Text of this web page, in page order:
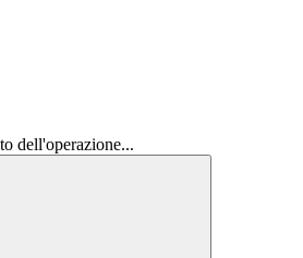
dell'operazione...